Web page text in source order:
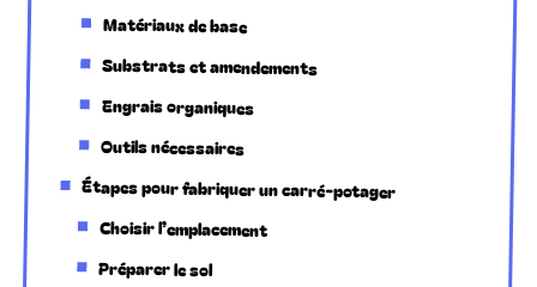
Matériaux de base
Substrats et amendements
Engrais organiques
Outils nécessaires
Étapes pour fabriquer un carré-potager
Choisir l’emplacement
Préparer le sol